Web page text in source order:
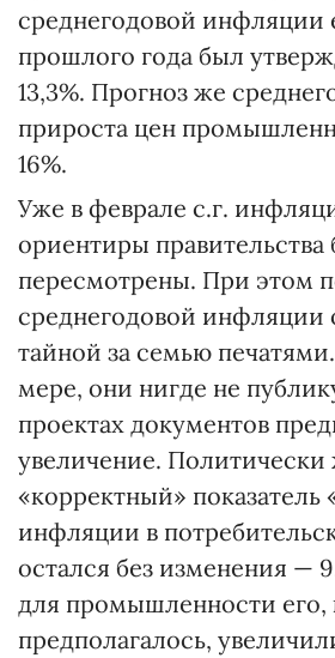
среднегодовой инф­ляции
прошлого года был
13,3%. Прогноз же
прироста цен
16%.
Уже в феврале с.г.
ориентиры правительства
пересмотрены. При этом
среднегодовой инфляции
тайной за семью
мере, они нигде не
проектах документов
увеличение. Полити­чески
«корректный» показатель
инфляции в
остался без изменения —
для промышленности его,
предполагалось,